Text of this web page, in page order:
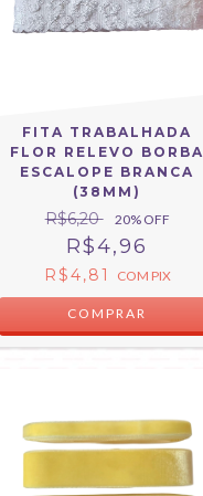
FITA TRABALHADA
FLOR RELEVO BORBA
ESCALOPE BRANCA
(38MM)
R$6,20 20% OFF
R$4,96
R$4,81 COM PIX
COMPRAR